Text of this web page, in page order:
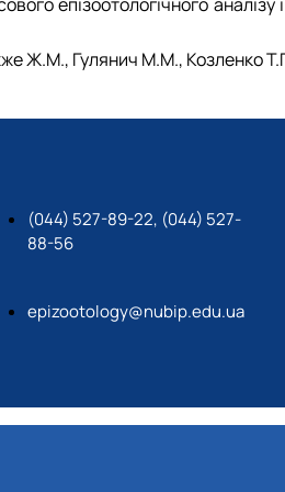
Гулянич М.М., Козленко
(044) 527-89-22, (044) 527-
88-56
epizootology@nubip.edu.ua